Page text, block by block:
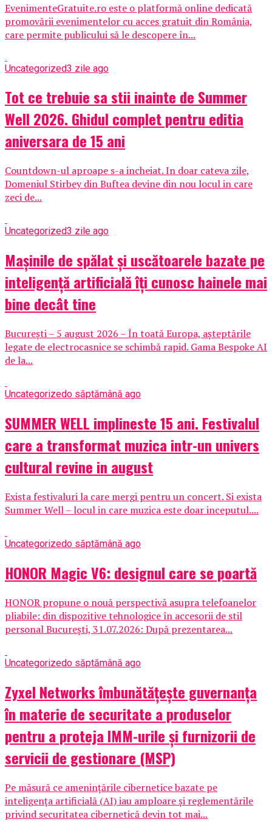
EvenimenteGratuite.ro este o platformă online dedicată
promovării evenimentelor cu acces gratuit din România,
care permite publicului să le descopere în...
Uncategorized3 zile ago
Tot ce trebuie sa stii inainte de Summer
Well 2026. Ghidul complet pentru editia
aniversara de 15 ani
Countdown-ul aproape s-a incheiat. In doar cateva zile,
Domeniul Stirbey din Buftea devine din nou locul in care
zeci de...
Uncategorized3 zile ago
Mașinile de spălat și uscătoarele bazate pe
inteligență artificială îți cunosc hainele mai
bine decât tine
București – 5 august 2026 – În toată Europa, așteptările
legate de electrocasnice se schimbă rapid. Gama Bespoke AI
de la...
Uncategorizedo săptămână ago
SUMMER WELL implineste 15 ani. Festivalul
care a transformat muzica intr-un univers
cultural revine in august
Exista festivaluri la care mergi pentru un concert. Si exista
Summer Well – locul in care muzica este doar inceputul....
Uncategorizedo săptămână ago
HONOR Magic V6: designul care se poartă
HONOR propune o nouă perspectivă asupra telefoanelor
pliabile: din dispozitive tehnologice în accesorii de stil
personal București, 31.07.2026: După prezentarea...
Uncategorizedo săptămână ago
Zyxel Networks îmbunătățește guvernanța
în materie de securitate a produselor
pentru a proteja IMM-urile și furnizorii de
servicii de gestionare (MSP)
Pe măsură ce amenințările cibernetice bazate pe
inteligența artificială (AI) iau amploare și reglementările
privind securitatea cibernetică devin tot mai...